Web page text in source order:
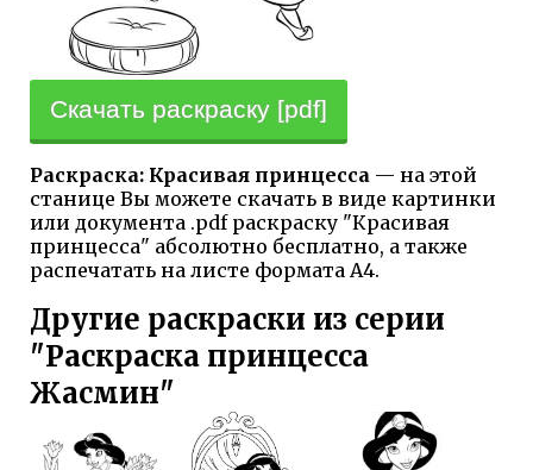
Скачать раскраску [pdf]
Раскраска: Красивая принцесса — на этой
станице Вы можете скачать в виде картинки
или документа .pdf раскраску "Красивая
принцесса" абсолютно бесплатно, а также
распечатать на листе формата А4.
Другие раскраски из серии
"Раскраска принцесса
Жасмин"